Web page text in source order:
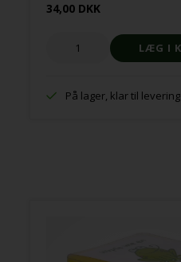
34,00 DKK
På lager, klar til levering